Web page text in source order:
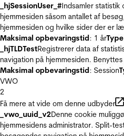
_hjSessionUser_#Indsamler
hjemmesiden såsom antallet af
hjemmesiden og hvilke sider der er
Maksimal opbevaringstid: 1 årType
_hjTLDTestRegistrerer data af
navigation på hjemmesiden.
Maksimal opbevaringstid: Session
VWO
2
Få mere at vide om denne udbyder
_vwo_uuid_v2Denne cookie
hjemmesidens administrator. Split-